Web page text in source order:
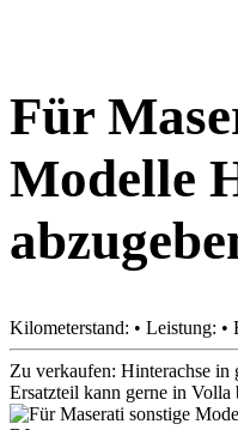
Für
Modelle
Kilometerstand: • Leistung: •
Zu verkaufen: Hinterachse in
Ersatzteil kann gerne in Volla